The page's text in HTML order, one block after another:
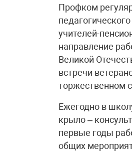
Профком
учителей-
направление
Великой
встречи
торжественном
Ежегодно в
крыло –
первые годы
общих